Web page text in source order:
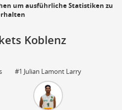
um ausführliche Statistiken zu
Koblenz
#1 Julian Lamont Larry